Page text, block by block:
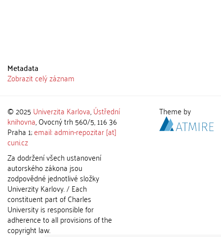
Metadata
Zobrazit celý záznam
© 2025 Univerzita Karlova,Ústřední
knihovna, Ovocný trh 560/5, 116 36
Praha 1;email: admin-repozitar [at]
cuni.cz
Za dodržení všech ustanovení
autorského zákona jsou
zodpovědné jednotlivé složky
Univerzity Karlovy. / Each
constituent part of Charles
University is responsible for
adherence to all provisions of the
copyright law.
Theme by